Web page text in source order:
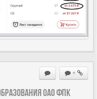
+
ОАО ФПК